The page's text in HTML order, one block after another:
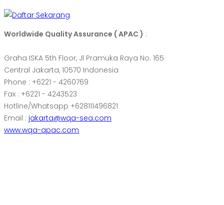
Worldwide Quality Assurance ( APAC ) :
Graha ISKA 5th Floor, Jl Pramuka Raya No. 165
Central Jakarta, 10570 Indonesia
Phone : +6221 - 4260769
Fax : +6221 - 4243523
Hotline/Whatsapp +628111496821
Email : jakarta@wqa-sea.com
www.wqa-apac.com